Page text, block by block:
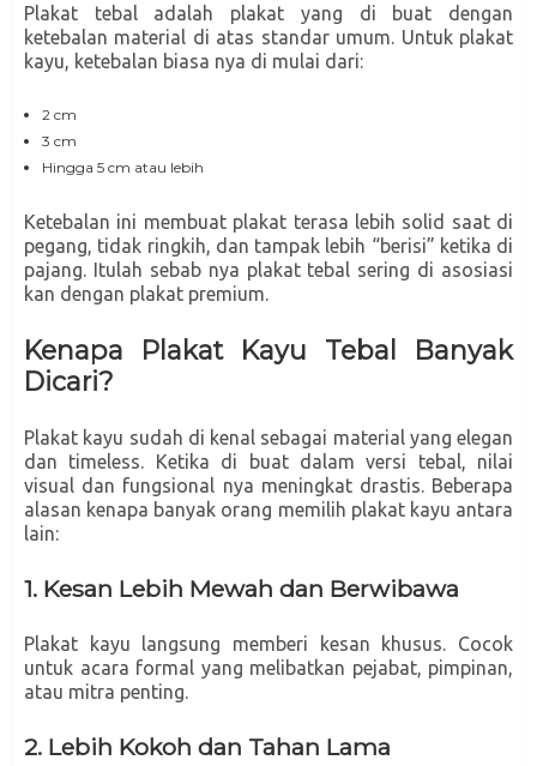
Plakat tebal adalah plakat yang di buat dengan
ketebalan material di atas standar umum. Untuk plakat
kayu, ketebalan biasa nya di mulai dari:
2 cm
3 cm
Hingga 5 cm atau lebih
Ketebalan ini membuat plakat terasa lebih solid saat di
pegang, tidak ringkih, dan tampak lebih “berisi” ketika di
pajang. Itulah sebab nya plakat tebal sering di asosiasi
kan dengan plakat premium.
Kenapa Plakat Kayu Tebal Banyak
Dicari?
Plakat kayu sudah di kenal sebagai material yang elegan
dan timeless. Ketika di buat dalam versi tebal, nilai
visual dan fungsional nya meningkat drastis. Beberapa
alasan kenapa banyak orang memilih plakat kayu antara
lain:
1. Kesan Lebih Mewah dan Berwibawa
Plakat kayu langsung memberi kesan khusus. Cocok
untuk acara formal yang melibatkan pejabat, pimpinan,
atau mitra penting.
2. Lebih Kokoh dan Tahan Lama